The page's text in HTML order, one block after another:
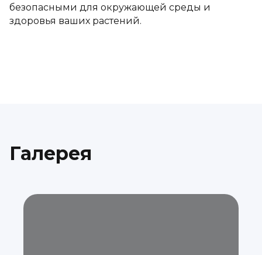
безопасными для окружающей среды и
здоровья ваших растений.
Галерея